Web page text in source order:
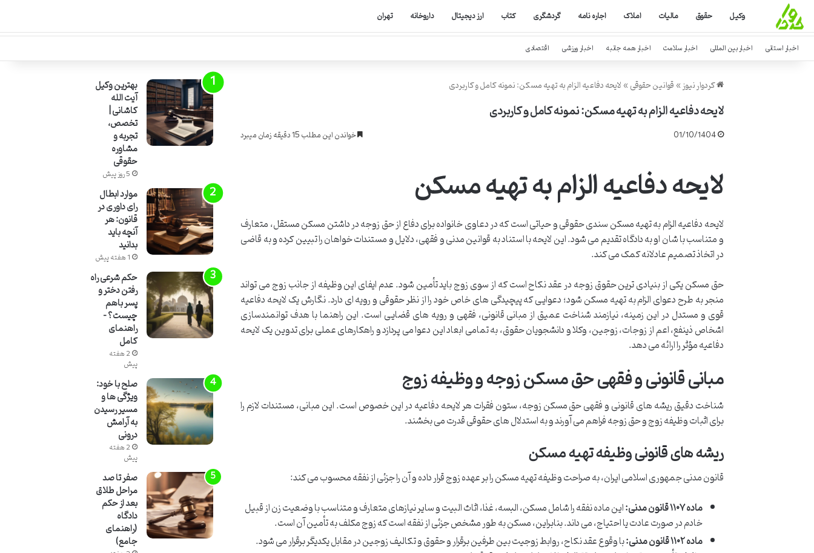
وکیل حقوق مالیات املاک اجاره نامه گردشگری کتاب ارز دیجیتال داروخانه تهران
اخبار استانی اخبار بین المللی اخبار سلامت اخبار همه جانبه اخبار ورزشی اقتصادی
کردوار نیوز»قوانین حقوقی»لایحه دفاعیه الزام به تهیه مسکن: نمونه کامل و کاربردی
لایحه دفاعیه الزام به تهیه مسکن: نمونه کامل و کاربردی
01/10/1404 خواندن این مطلب 15 دقیقه زمان میبرد
لایحه دفاعیه الزام به تهیه مسکن
لایحه دفاعیه الزام به تهیه مسکن سندی حقوقی و حیاتی است که در دعاوی خانواده برای دفاع از حق زوجه در داشتن مسکن مستقل، متعارف
و متناسب با شان او به دادگاه تقدیم می شود. این لایحه با استناد به قوانین مدنی و فقهی، دلایل و مستندات خواهان را تبیین کرده و به قاضی
در اتخاذ تصمیم عادلانه کمک می کند.
حق مسکن یکی از بنیادی ترین حقوق زوجه در عقد نکاح است که از سوی زوج باید تأمین شود. عدم ایفای این وظیفه از جانب زوج می تواند
منجر به طرح دعوای الزام به تهیه مسکن شود؛ دعوایی که پیچیدگی های خاص خود را از نظر حقوقی و رویه ای دارد. نگارش یک لایحه دفاعیه
قوی و مستدل در این زمینه، نیازمند شناخت عمیق از مبانی قانونی، فقهی و رویه های قضایی است. این راهنما با هدف توانمندسازی
اشخاص ذینفع، اعم از زوجات، زوجین، وکلا و دانشجویان حقوق، به تمامی ابعاد این دعوا می پردازد و راهکارهای عملی برای تدوین یک لایحه
دفاعیه مؤثر را ارائه می دهد.
مبانی قانونی و فقهی حق مسکن زوجه و وظیفه زوج
شناخت دقیق ریشه های قانونی و فقهی حق مسکن زوجه، ستون فقرات هر لایحه دفاعیه در این خصوص است. این مبانی، مستندات لازم را
برای اثبات وظیفه زوج و حق زوجه فراهم می آورند و به استدلال های حقوقی قدرت می بخشند.
ریشه های قانونی وظیفه تهیه مسکن
قانون مدنی جمهوری اسلامی ایران، به صراحت وظیفه تهیه مسکن را بر عهده زوج قرار داده و آن را جزئی از نفقه محسوب می کند:
ماده ۱۱۰۷ قانون مدنی:
این ماده نفقه را شامل مسکن، البسه، غذا، اثاث البیت و سایر نیازهای متعارف و متناسب با وضعیت زن از قبیل
خادم در صورت عادت یا احتیاج، می داند. بنابراین، مسکن به طور مشخص جزئی از نفقه است که زوج مکلف به تأمین آن است.
ماده ۱۱۰۲ قانون مدنی:
با وقوع عقد نکاح، روابط زوجیت بین طرفین برقرار و حقوق و تکالیف زوجین در مقابل یکدیگر برقرار می شود.
بهترین وکیل
آیت الله
کاشانی |
تخصص،
تجربه و
مشاوره
حقوقی
5 روز پیش
موارد ابطال
رای داوری در
قانون: هر
آنچه باید
بدانید
1 هفته پیش
حکم شرعی راه
رفتن دختر و
پسر باهم
چیست؟ –
راهنمای
کامل
2 هفته
پیش
صلح با خود:
ویژگی ها و
مسیر رسیدن
به آرامش
درونی
2 هفته
پیش
صفر تا صد
مراحل طلاق
بعد از حکم
دادگاه
(راهنمای
جامع)